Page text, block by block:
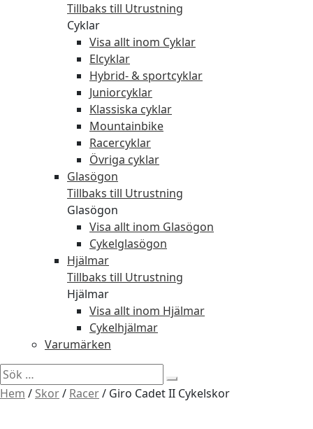
Tillbaks till Utrustning
Cyklar
Visa allt inom Cyklar
Elcyklar
Hybrid- & sportcyklar
Juniorcyklar
Klassiska cyklar
Mountainbike
Racercyklar
Övriga cyklar
Glasögon
Tillbaks till Utrustning
Glasögon
Visa allt inom Glasögon
Cykelglasögon
Hjälmar
Tillbaks till Utrustning
Hjälmar
Visa allt inom Hjälmar
Cykelhjälmar
Varumärken
Sök
efter:
Hem / Skor/ Racer/ Giro Cadet II Cykelskor